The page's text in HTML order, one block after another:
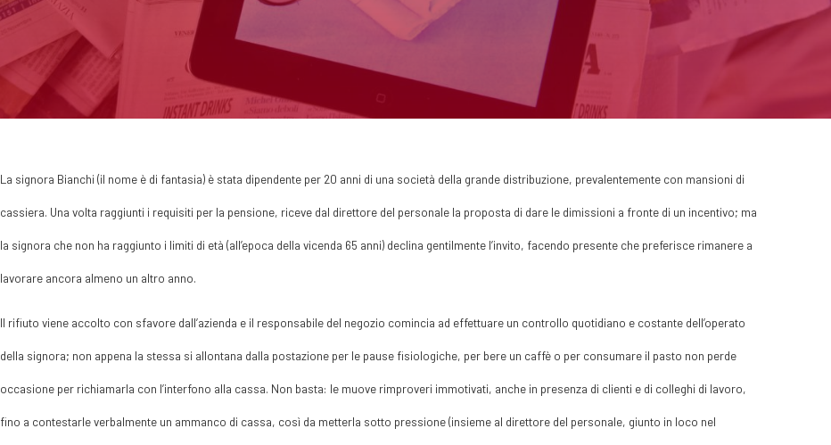
La signora Bianchi (il nome è di fantasia) è stata dipendente per 20 anni di una società della grande distribuzione, prevalentemente con mansioni di
cassiera. Una volta raggiunti i requisiti per la pensione, riceve dal direttore del personale la proposta di dare le dimissioni a fronte di un incentivo; ma
la signora che non ha raggiunto i limiti di età (all’epoca della vicenda 65 anni) declina gentilmente l’invito, facendo presente che preferisce rimanere a
lavorare ancora almeno un altro anno.
Il rifiuto viene accolto con sfavore dall’azienda e il responsabile del negozio comincia ad effettuare un controllo quotidiano e costante dell’operato
della signora; non appena la stessa si allontana dalla postazione per le pause fisiologiche, per bere un caffè o per consumare il pasto non perde
occasione per richiamarla con l’interfono alla cassa. Non basta: le muove rimproveri immotivati, anche in presenza di clienti e di colleghi di lavoro,
fino a contestarle verbalmente un ammanco di cassa, così da metterla sotto pressione (insieme al direttore del personale, giunto in loco nel